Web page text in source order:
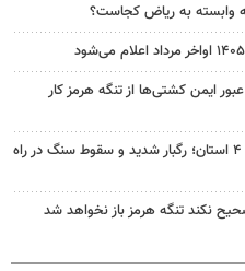
وابسته به ریاض کجاست؟
ایمن کشتی‌ها از تنگه هرمز کار
هشدار نارنجی هواشناسی برای ۴ استان؛ رگبار شدید و سقوط سنگ در راه
نکند تنگه هرمز باز نخواهد شد